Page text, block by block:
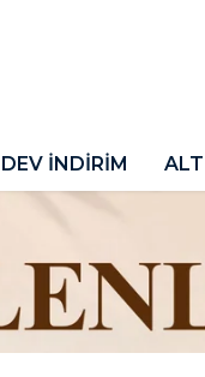
DEV İNDİRİM ALT